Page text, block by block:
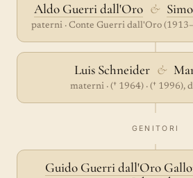
Aldo Guerri dall'Oro &
paterni · Conte Guerri dall'Oro
Luis Schneider &
materni · († 1964) · († 1996),
GENITORI
Guido Guerri dall'Oro